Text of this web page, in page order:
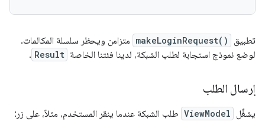
تطبيق makeLoginRequest() متزامن ويحظر سلسلة المكالمات.
لوضع نموذج استجابة لطلب الشبكة، لدينا فئتنا الخاصة Result
.
إرسال الطلب
يشغِّل ViewModel طلب الشبكة عندما ينقر المستخدم، مثلاً، على زر: